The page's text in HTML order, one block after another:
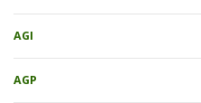
AGI
AGP